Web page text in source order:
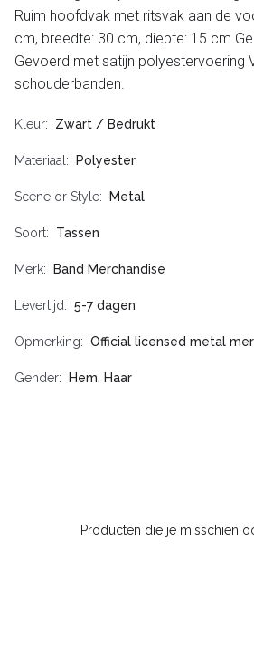
Ruim hoofdvak met ritsvak aan de
cm, breedte: 30 cm, diepte: 15 cm
Gevoerd met satijn polyestervoering
schouderbanden.
Kleur Zwart / Bedrukt
Materiaal Polyester
Scene or Style Metal
Soort Tassen
Merk Band Merchandise
Levertijd 5-7 dagen
Opmerking Official licensed metal
Gender Hem, Haar
Producten die je misschien